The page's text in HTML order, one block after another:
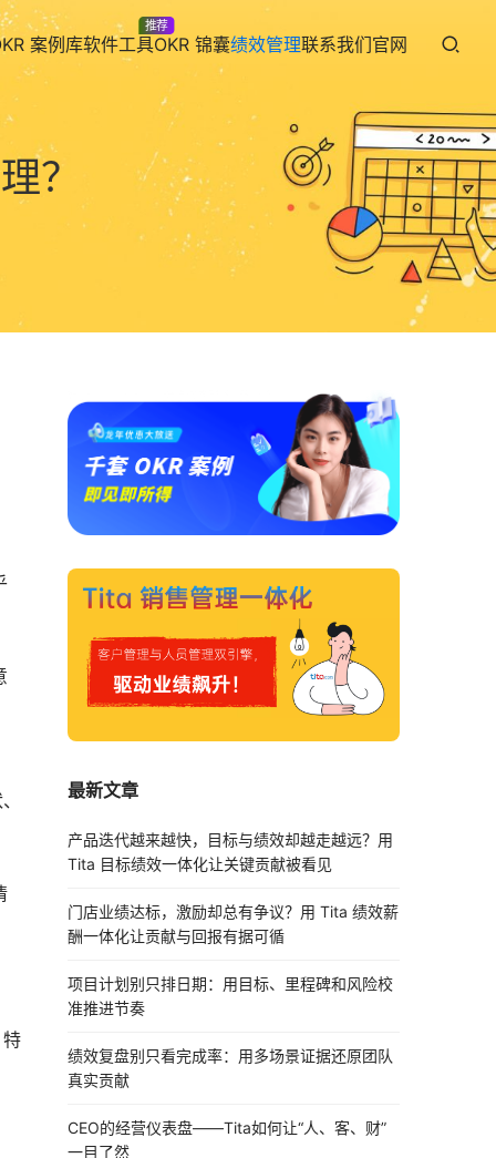
案例库软件工具
推荐
OKR 锦囊绩效管理联系我们官网
？
最新文章
产品迭代越来越快，目标与绩效却越走越远？用
Tita 目标绩效一体化让关键贡献被看见
门店业绩达标，激励却总有争议？用 Tita 绩效薪
酬一体化让贡献与回报有据可循
项目计划别只排日期：用目标、里程碑和风险校
准推进节奏
绩效复盘别只看完成率：用多场景证据还原团队
真实贡献
CEO的经营仪表盘——Tita如何让“人、客、财”
一目了然